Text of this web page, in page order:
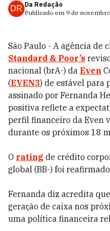
DR Da Redação
Publicado em 9 de
São Paulo - A agência de
Standard & Poor’s
nacional (brA-) da Even
(EVEN3) de estável para
assinado por Fernanda
positiva reflete a
perfil financeiro da Even
durante os próximos 18
O rating de crédito
global (BB-) foi
Fernanda diz acredita
geração de caixa nos
uma política financeira